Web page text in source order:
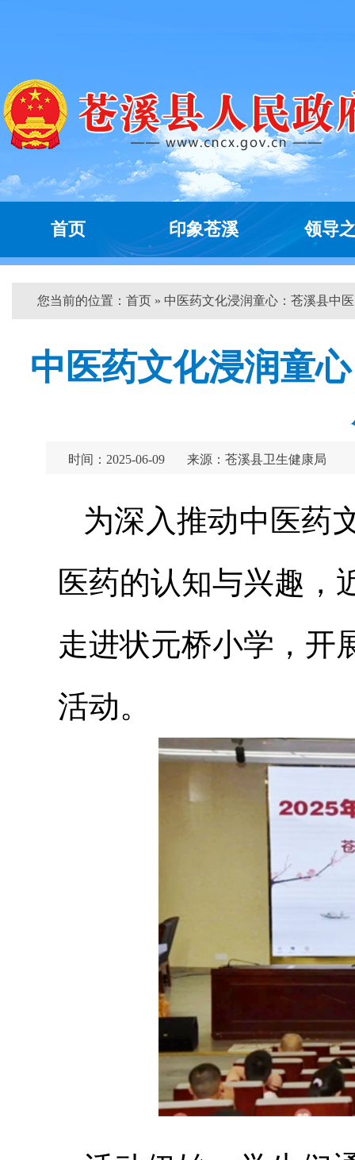
首页 印象苍溪 领导
您当前的位置： 首页 » 中医药文化浸润童心：苍溪县中
中医药文化浸润童
时间：2025-06-09 来源：苍溪县卫生健康局
为深入推动中医药
医药的认知与兴趣，
走进状元桥小学，开
活动。